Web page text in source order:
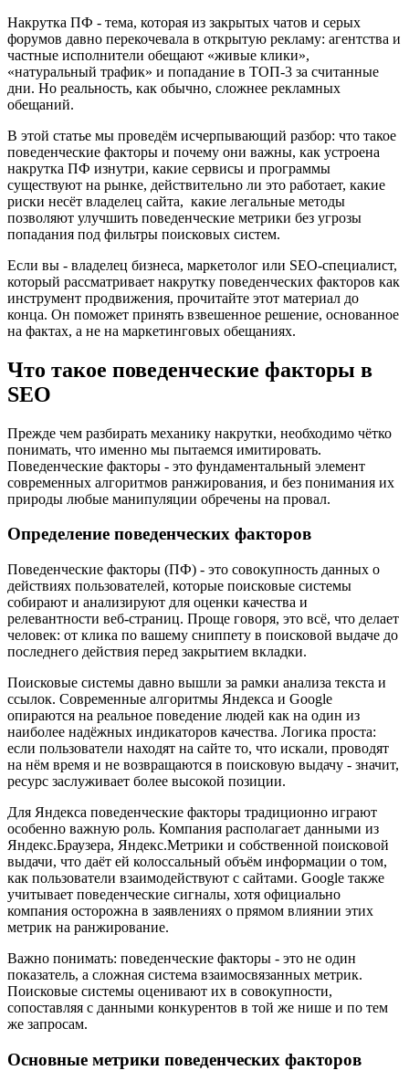
Накрутка ПФ - тема, которая из закрытых чатов и серых
форумов давно перекочевала в открытую рекламу: агентства и
частные исполнители обещают «живые клики»,
«натуральный трафик» и попадание в ТОП-3 за считанные
дни. Но реальность, как обычно, сложнее рекламных
обещаний.
В этой статье мы проведём исчерпывающий разбор: что такое
поведенческие факторы и почему они важны, как устроена
накрутка ПФ изнутри, какие сервисы и программы
существуют на рынке, действительно ли это работает, какие
риски несёт владелец сайта, какие легальные методы
позволяют улучшить поведенческие метрики без угрозы
попадания под фильтры поисковых систем.
Если вы - владелец бизнеса, маркетолог или SEO-специалист,
который рассматривает накрутку поведенческих факторов как
инструмент продвижения, прочитайте этот материал до
конца. Он поможет принять взвешенное решение, основанное
на фактах, а не на маркетинговых обещаниях.
Что такое поведенческие факторы в
SEO
Прежде чем разбирать механику накрутки, необходимо чётко
понимать, что именно мы пытаемся имитировать.
Поведенческие факторы - это фундаментальный элемент
современных алгоритмов ранжирования, и без понимания их
природы любые манипуляции обречены на провал.
Определение поведенческих факторов
Поведенческие факторы (ПФ) - это совокупность данных о
действиях пользователей, которые поисковые системы
собирают и анализируют для оценки качества и
релевантности веб-страниц. Проще говоря, это всё, что делает
человек: от клика по вашему сниппету в поисковой выдаче до
последнего действия перед закрытием вкладки.
Поисковые системы давно вышли за рамки анализа текста и
ссылок. Современные алгоритмы Яндекса и Google
опираются на реальное поведение людей как на один из
наиболее надёжных индикаторов качества. Логика проста:
если пользователи находят на сайте то, что искали, проводят
на нём время и не возвращаются в поисковую выдачу - значит,
ресурс заслуживает более высокой позиции.
Для Яндекса поведенческие факторы традиционно играют
особенно важную роль. Компания располагает данными из
Яндекс.Браузера, Яндекс.Метрики и собственной поисковой
выдачи, что даёт ей колоссальный объём информации о том,
как пользователи взаимодействуют с сайтами. Google также
учитывает поведенческие сигналы, хотя официально
компания осторожна в заявлениях о прямом влиянии этих
метрик на ранжирование.
Важно понимать: поведенческие факторы - это не один
показатель, а сложная система взаимосвязанных метрик.
Поисковые системы оценивают их в совокупности,
сопоставляя с данными конкурентов в той же нише и по тем
же запросам.
Основные метрики поведенческих факторов